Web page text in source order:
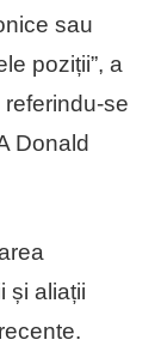
sau
poziții”, a
se
Donald
și aliații